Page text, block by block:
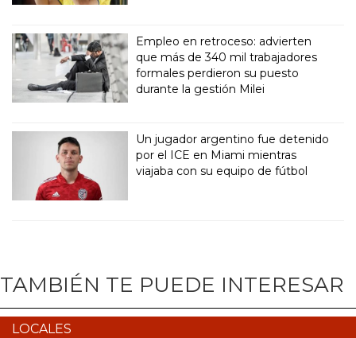
Empleo en retroceso: advierten
que más de 340 mil trabajadores
formales perdieron su puesto
durante la gestión Milei
Un jugador argentino fue detenido
por el ICE en Miami mientras
viajaba con su equipo de fútbol
TAMBIÉN TE PUEDE INTERESAR
LOCALES